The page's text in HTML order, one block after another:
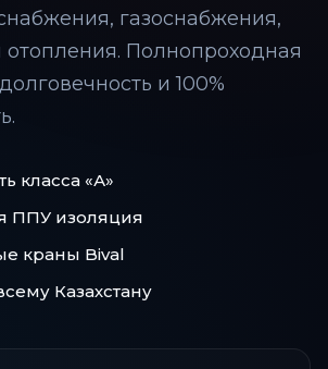
газоснабжения,
Полнопроходная
и 100%
класса «А»
ППУ изоляция
краны Bival
Казахстану